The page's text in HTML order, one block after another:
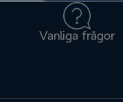
Vanliga frågor